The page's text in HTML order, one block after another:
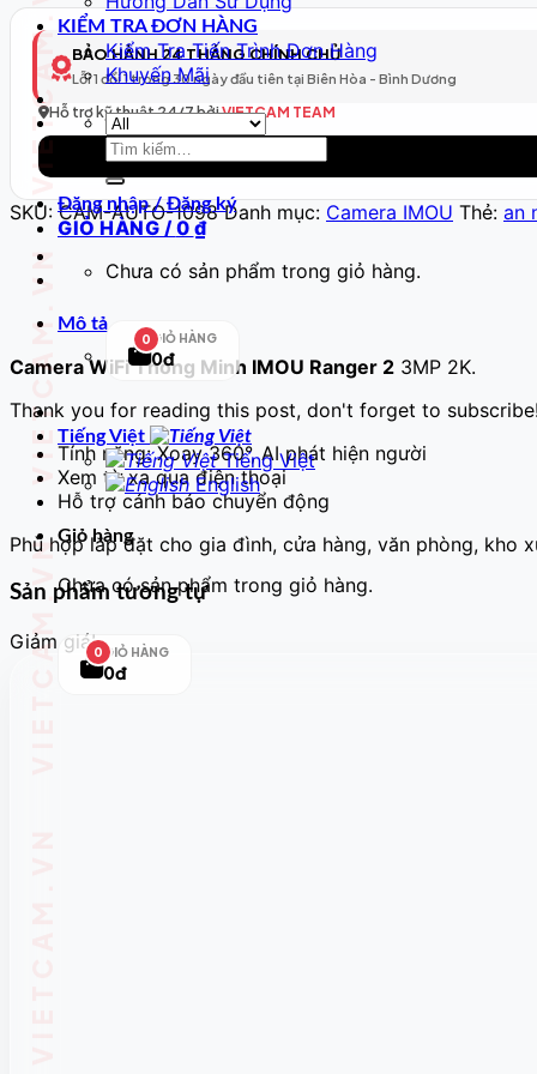
KIỂM TRA ĐƠN HÀNG
Kiểm Tra Tiến Trình Đơn Hàng
Khuyến Mãi
Tìm
Đăng nhập / Đăng ký
GIỎ HÀNG / 0 ₫
Chưa có sản phẩm trong giỏ hàng.
0 GIỎ HÀNG
0đ
Tiếng Việt
Tiếng Việt
English
Giỏ hàng
Chưa có sản phẩm trong giỏ hàng.
0 GIỎ HÀNG
0đ
Minh
Model
99
–
Full
HD
số
BẢO HÀNH 24 THÁNG CHÍNH CHỦ
Lỗi 1 đổi 1 trong 30 ngày đầu tiên tại Biên Hòa - Bình Dương
Hỗ trợ kỹ thuật 24/7 bởiVIETCAM TEAM
SKU:CAM-AUTO-1098 Danh mục: Camera IMOU Thẻ: an
Mô tả
Camera WiFi Thông Minh IMOU Ranger 2 3MP 2K.
Thank you for reading this post, don't forget to subscribe!
Tính năng: Xoay 360°, AI phát hiện người
Xem từ xa qua điện thoại
Hỗ trợ cảnh báo chuyển động
Phù hợp lắp đặt cho gia đình, cửa hàng, văn phòng, kho
Sản phẩm tương tự
Giảm giá!